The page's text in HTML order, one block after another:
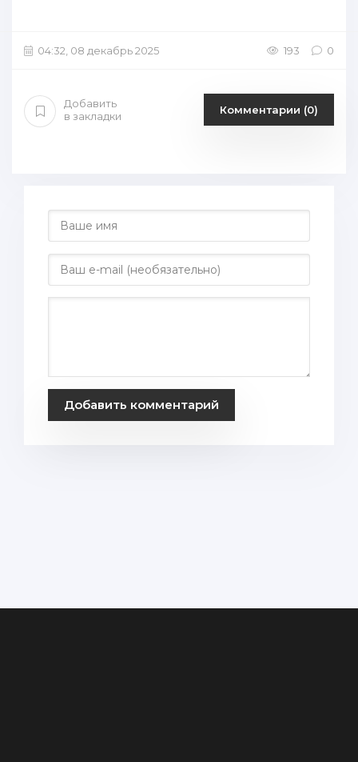
04:32, 08 декабрь 2025 193 0
Добавить
в закладки
Комментарии (0)
Добавить комментарий